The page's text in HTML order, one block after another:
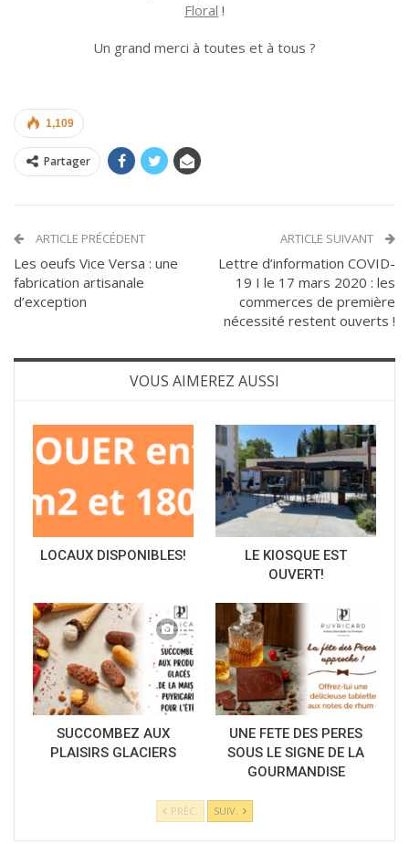
Floral !
Un grand merci à toutes et à tous ?
1,109
Partager
ARTICLE PRÉCÉDENT
Les oeufs Vice Versa : une
fabrication artisanale
d’exception
ARTICLE SUIVANT
Lettre d’information COVID-
19 I le 17 mars 2020 : les
commerces de première
nécessité restent ouverts !
VOUS AIMEREZ AUSSI
LOCAUX DISPONIBLES!
LE KIOSQUE EST
OUVERT!
SUCCOMBEZ AUX
PLAISIRS GLACIERS
UNE FETE DES PERES
SOUS LE SIGNE DE LA
GOURMANDISE
PRÉC. SUIV.